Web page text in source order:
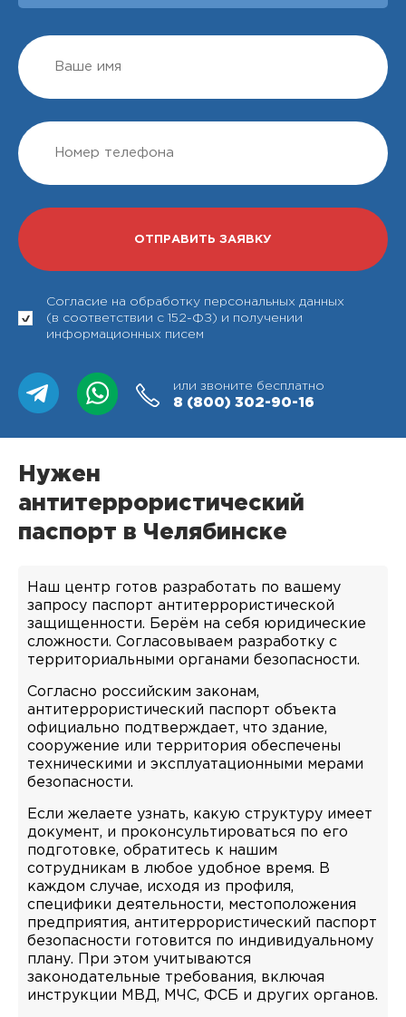
Согласие на обработку персональных данных
(в соответствии с 152-ФЗ) и получении
информационных писем
или звоните бесплатно
8 (800) 302-90-16
Нужен
антитеррористический
паспорт в Челябинске
Наш центр готов разработать по вашему
запросу паспорт антитеррористической
защищенности. Берём на себя юридические
сложности. Согласовываем разработку с
территориальными органами безопасности.
Согласно российским законам,
антитеррористический паспорт объекта
официально подтверждает, что здание,
сооружение или территория обеспечены
техническими и эксплуатационными мерами
безопасности.
Если желаете узнать, какую структуру имеет
документ, и проконсультироваться по его
подготовке, обратитесь к нашим
сотрудникам в любое удобное время. В
каждом случае, исходя из профиля,
специфики деятельности, местоположения
предприятия, антитеррористический паспорт
безопасности готовится по индивидуальному
плану. При этом учитываются
законодательные требования, включая
инструкции МВД, МЧС, ФСБ и других органов.